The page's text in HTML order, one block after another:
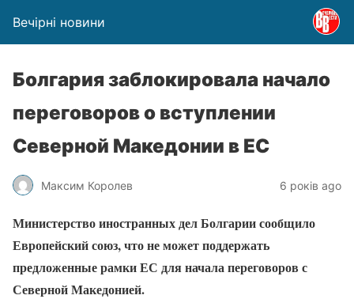
Вечірні новини
Болгария заблокировала начало
переговоров о вступлении
Северной Македонии в ЕС
Максим Королев 6 років ago
Министерство иностранных дел Болгарии сообщило
Европейский союз, что не может поддержать
предложенные рамки ЕС для начала переговоров с
Северной Македонией.